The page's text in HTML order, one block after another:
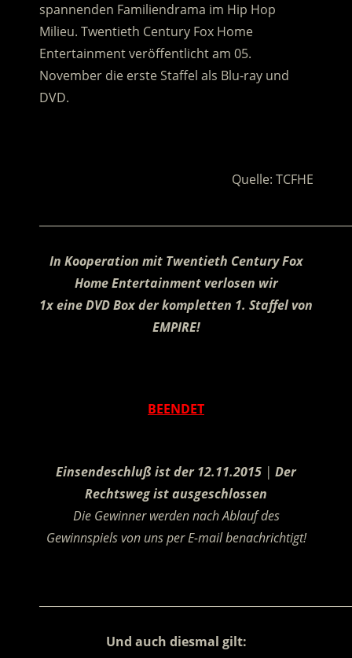
spannenden Familiendrama im Hip Hop
Milieu. Twentieth Century Fox Home
Entertainment veröffentlicht am 05.
November die erste Staffel als Blu-ray und
DVD.
Quelle: TCFHE
In Kooperation mit Twentieth Century Fox
Home Entertainment verlosen wir
1x eine DVD Box der kompletten 1. Staffel von
EMPIRE!
BEENDET
Einsendeschluß ist der 12.11.2015 | Der
Rechtsweg ist ausgeschlossen
Die Gewinner werden nach Ablauf des
Gewinnspiels von uns per E-mail benachrichtigt!
Und auch diesmal gilt: